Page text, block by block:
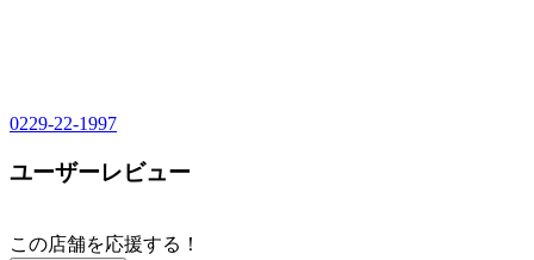
0229-22-1997
ユーザーレビュー
この店舗を応援する！